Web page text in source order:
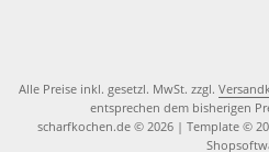
Alle Preise inkl. gesetzl. MwSt. zzgl.
entsprechen dem bisherigen
scharfkochen.de © 2026 | Template ©